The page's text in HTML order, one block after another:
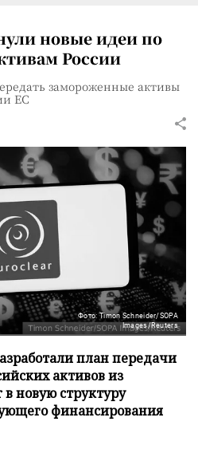
новые идеи по
России
замороженные активы
ЕС
Фото: Timon Schneider/SOPA
Images/Reuters
план передачи
активов из
новую структуру
финансирования